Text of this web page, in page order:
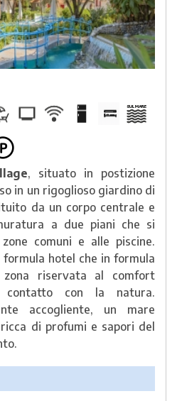
, situato in postizione
in un rigoglioso giardino di
da un corpo centrale e
a due piani che si
comuni e alle piscine.
hotel che in formula
riservata al comfort
con la natura.
accogliente, un mare
di profumi e sapori del